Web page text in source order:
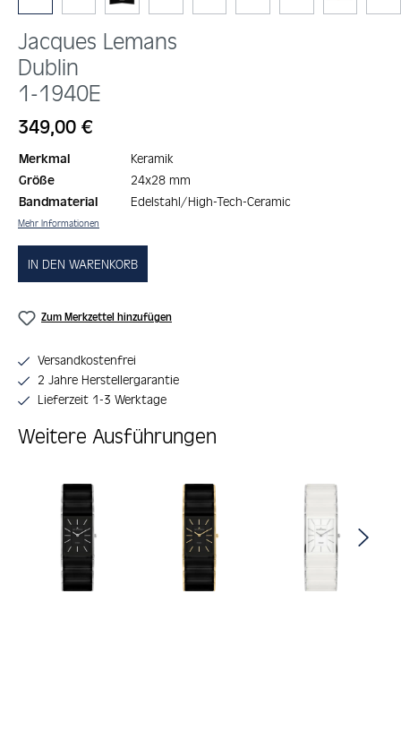
Jacques Lemans
Dublin
1-1940E
Regulärer Preis:
349,00 €
Merkmal
Keramik
Größe
24x28 mm
Bandmaterial
Edelstahl/High-Tech-Ceramic
Mehr Informationen
IN DEN WARENKORB
Zum Merkzettel hinzufügen
Versandkostenfrei
2 Jahre Herstellergarantie
Lieferzeit 1-3 Werktage
Weitere Ausführungen
Produktgalerie überspringen